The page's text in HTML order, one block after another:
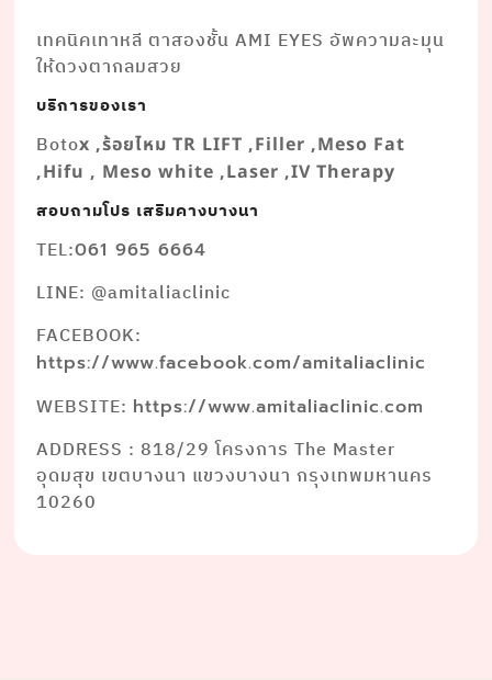
เทคนิคเทาหลี ตาสองชั้น AMI EYES อัพความละมุน
ให้ดวงตากลมสวย
บริการของเรา
Botox ,ร้อยไหม TR LIFT ,Filler ,Meso Fat
,Hifu , Meso white ,Laser ,IV Therapy
สอบถามโปร เสริมคางบางนา
TEL:061 965 6664
LINE: @amitaliaclinic
FACEBOOK:
https://www.facebook.com/amitaliaclinic
WEBSITE: https://www.amitaliaclinic.com
ADDRESS : 818/29 โครงการ The Master
อุดมสุข เขตบางนา แขวงบางนา กรุงเทพมหานคร
10260